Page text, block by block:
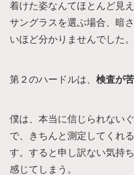
着けた姿なんてほとんど見
サングラスを選ぶ場合、暗
いほど分かりませんでした。
第２のハードルは、 検査が
僕は、本当に信じられない
で、きちんと測定してくれ
す。すると申し訳ない気持
感じてしまう。